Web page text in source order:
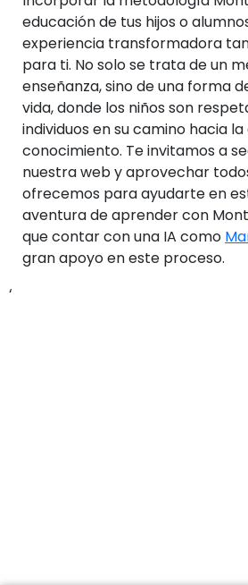
educación de tus hijos o
experiencia transformadora
para ti. No solo se trata de un
enseñanza, sino de una forma
vida, donde los niños son
individuos en su camino hacia
conocimiento. Te invitamos a
nuestra web y aprovechar
ofrecemos para ayudarte en
aventura de aprender con
que contar con una IA como
gran apoyo en este proceso.
‘